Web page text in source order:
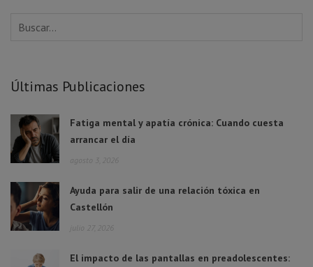
Últimas Publicaciones
Fatiga mental y apatía crónica: Cuando cuesta
arrancar el día
agosto 3, 2026
Ayuda para salir de una relación tóxica en
Castellón
julio 27, 2026
El impacto de las pantallas en preadolescentes: